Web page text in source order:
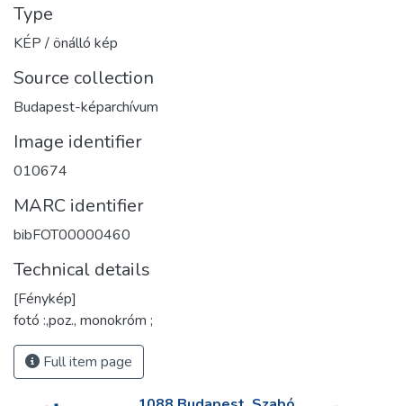
Type
KÉP / önálló kép
Source collection
Budapest-képarchívum
Image identifier
010674
MARC identifier
bibFOT00000460
Technical details
[Fénykép]
fotó :,poz., monokróm ;
Full item page